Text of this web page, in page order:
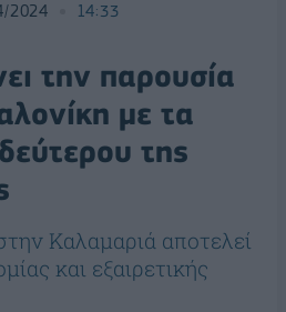
2024 14:33
την παρουσία
με τα
της
Καλαμαριά αποτελεί
και εξαιρετικής